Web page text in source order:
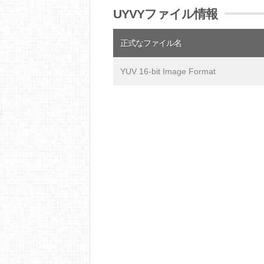
UYVYファイル情報
正式なファイル名
YUV 16-bit Image Format